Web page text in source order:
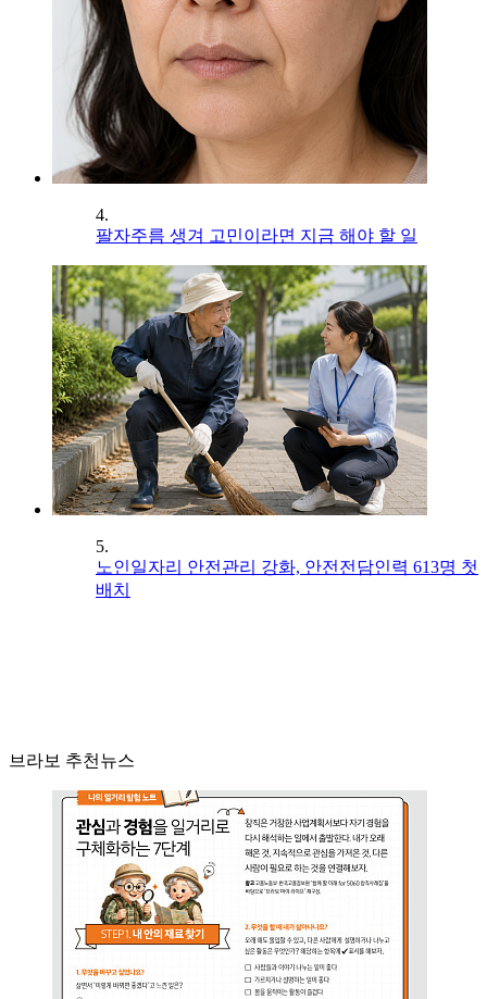
4.
팔자주름 생겨 고민이라면 지금 해야 할 일
5.
노인일자리 안전관리 강화, 안전전담인력 613명 첫
배치
브라보 추천뉴스